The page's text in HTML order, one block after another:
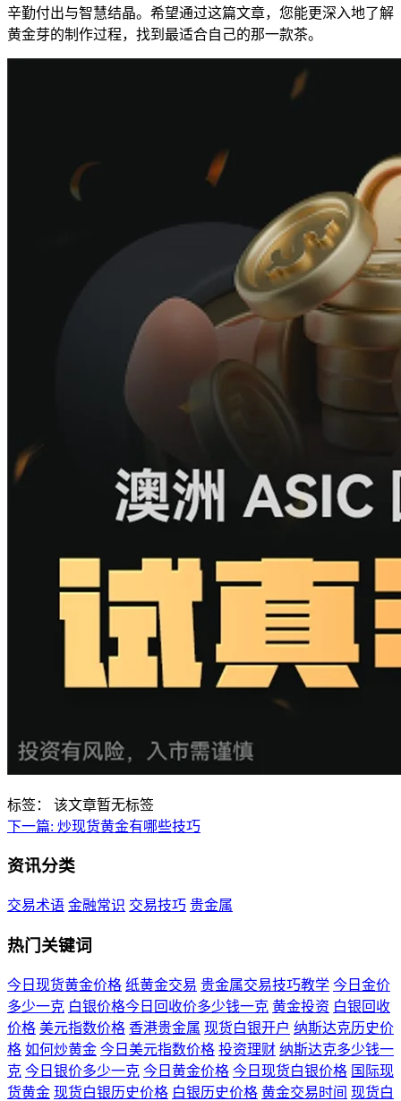
辛勤付出与智慧结晶。希望通过这篇文章，您能更深入地了解
黄金芽的制作过程，找到最适合自己的那一款茶。
标签：
该文章暂无标签
下一篇: 炒现货黄金有哪些技巧
资讯分类
交易术语 金融常识 交易技巧 贵金属
热门关键词
今日现货黄金价格 纸黄金交易 贵金属交易技巧教学 今日金价
多少一克 白银价格今日回收价多少钱一克 黄金投资 白银回收
价格 美元指数价格 香港贵金属 现货白银开户 纳斯达克历史价
格 如何炒黄金 今日美元指数价格 投资理财 纳斯达克多少钱一
克 今日银价多少一克 今日黄金价格 今日现货白银价格 国际现
货黄金 现货白银历史价格 白银历史价格 黄金交易时间 现货白